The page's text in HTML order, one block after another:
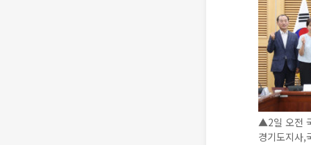
▲2일 오전
경기도지사,